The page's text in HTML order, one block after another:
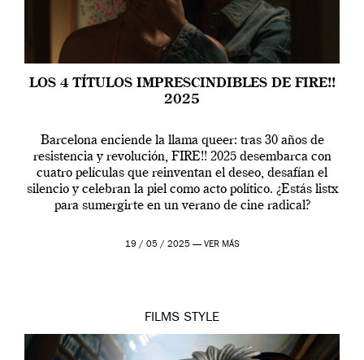
LOS 4 TÍTULOS IMPRESCINDIBLES DE FIRE!!
2025
Barcelona enciende la llama queer: tras 30 años de
resistencia y revolución, FIRE!! 2025 desembarca con
cuatro películas que reinventan el deseo, desafían el
silencio y celebran la piel como acto político. ¿Estás listx
para sumergirte en un verano de cine radical?
19 / 05 / 2025 — VER MÁS
FILMS STYLE